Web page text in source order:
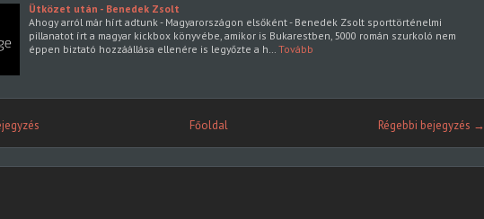
Ütközet után - Benedek Zsolt
Ahogy arról már hírt adtunk - Magyarországon elsőként - Benedek Zsolt sporttörténelmi
pillanatot írt a magyar kickbox könyvébe, amikor is Bukarestben, 5000 román szurkoló nem
éppen biztató hozzáállása ellenére is legyőzte a h…
Tovább
Régebbi bejegyzés →
Főoldal